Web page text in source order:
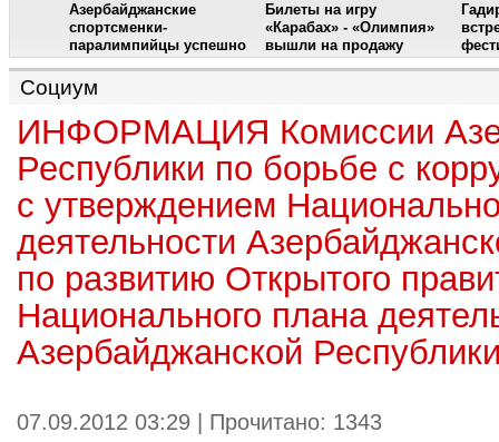
Азербайджанские
спортсменки-
паралимпийцы успешно
выступили на III
Международном
фестивале парашютного
спорта
Билеты на игру
«Карабах» - «Олимпия»
вышли на продажу
Социум
ИНФОРМАЦИЯ Комиссии
Республики по борьбе с
с утверждением
деятельности
по развитию Открытого
Национального плана
Азербайджанской
07.09.2012 03:29 | Прочитано: 1343